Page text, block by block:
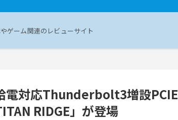
ゲーム関連のレビューサイト
電対応Thunderbolt3増設PCIE
RIDGE」が登場